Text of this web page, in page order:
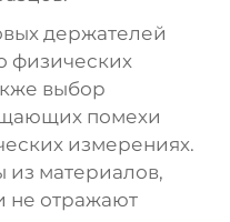
держателей
физических
выбор
помехи
измерениях.
из материалов,
не отражают